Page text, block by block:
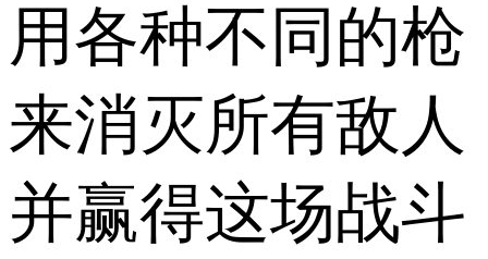
用各种不同的枪
来消灭所有敌人
并赢得这场战斗